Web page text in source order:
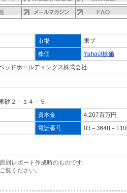
市場
東プ
株価
Yahoo!株価
ッドホールディングス株式会社
砂２－１４－５
資本金
4,207百万円
電話番号
03－3648－
レポート作成時のものです。
覧ください。